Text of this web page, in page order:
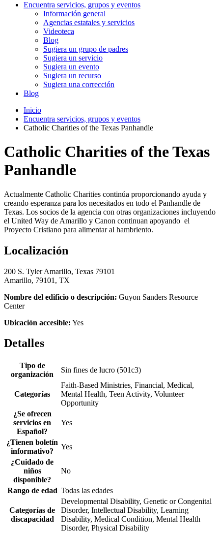
Encuentra servicios, grupos y eventos
Información general
Agencias estatales y servicios
Videoteca
Blog
Sugiera un grupo de padres
Sugiera un servicio
Sugiera un evento
Sugiera un recurso
Sugiera una corrección
Blog
Inicio
Encuentra servicios, grupos y eventos
Catholic Charities of the Texas Panhandle
Catholic Charities of the Texas
Panhandle
Actualmente Catholic Charities continúa proporcionando ayuda y
creando esperanza para los necesitados en todo el Panhandle de
Texas. Los socios de la agencia con otras organizaciones incluyendo
el United Way de Amarillo y Canon continuan apoyando el
Proyecto Cristiano para alimentar al hambriento.
Localización
200 S. Tyler Amarillo, Texas 79101
Amarillo, 79101, TX
Nombre del edificio o descripción: Guyon Sanders Resource
Center
Ubicación accesible: Yes
Detalles
Tipo de
organización
Sin fines de lucro (501c3)
Categorías
Faith-Based Ministries, Financial, Medical,
Mental Health, Teen Activity, Volunteer
Opportunity
¿Se ofrecen
servicios en
Español?
Yes
¿Tienen boletín
informativo?
Yes
¿Cuidado de
niños
disponible?
No
Rango de edad Todas las edades
Categorías de
discapacidad
Developmental Disability, Genetic or Congenital
Disorder, Intellectual Disability, Learning
Disability, Medical Condition, Mental Health
Disorder, Physical Disability